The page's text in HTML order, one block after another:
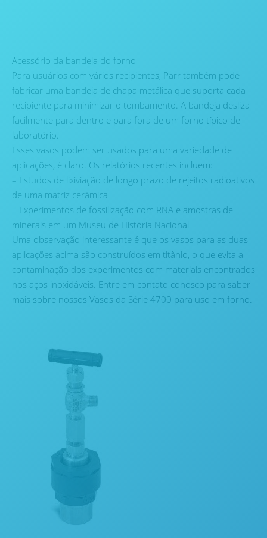
Acessório da bandeja do forno
Para usuários com vários recipientes, Parr também pode
fabricar uma bandeja de chapa metálica que suporta cada
recipiente para minimizar o tombamento. A bandeja desliza
facilmente para dentro e para fora de um forno típico de
laboratório.
Esses vasos podem ser usados para uma variedade de
aplicações, é claro. Os relatórios recentes incluem:
– Estudos de lixiviação de longo prazo de rejeitos radioativos
de uma matriz cerâmica
– Experimentos de fossilização com RNA e amostras de
minerais em um Museu de História Nacional
Uma observação interessante é que os vasos para as duas
aplicações acima são construídos em titânio, o que evita a
contaminação dos experimentos com materiais encontrados
nos aços inoxidáveis. Entre em contato conosco para saber
mais sobre nossos Vasos da Série 4700 para uso em forno.